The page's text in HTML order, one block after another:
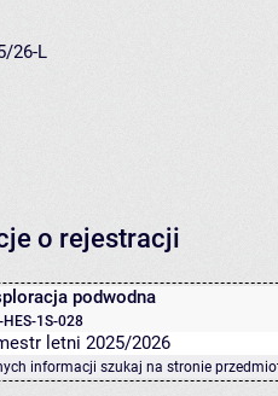
26-L
o rejestracji
podwodna
HES-1S-028
letni 2025/2026
informacji szukaj na stronie